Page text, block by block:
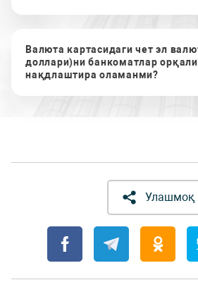
Валюта картасидаги чет эл
доллари)ни банкоматлар орқали
нақдлаштира оламанми?
Улашмоқ